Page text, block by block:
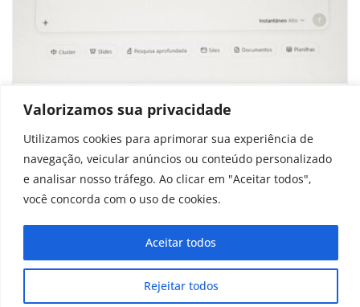
Valorizamos sua privacidade
Utilizamos cookies para aprimorar sua experiência de
navegação, veicular anúncios ou conteúdo personalizado
e analisar nosso tráfego. Ao clicar em "Aceitar todos",
você concorda com o uso de cookies.
Rejeitar todos
Aceitar todos
Por que a China está dando de graça
suas IAs mais avançadas?
julho 29, 2026
Copyright © 2025 - 2026curiosidadesonline.com.br